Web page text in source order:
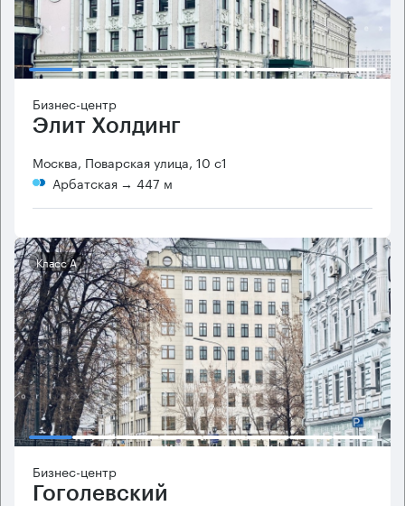
Бизнес-центр
Элит Холдинг
Москва, Поварская улица, 10 с1
Арбатская → 447 м
Класс А
Бизнес-центр
Гоголевский